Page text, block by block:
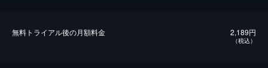
無料トライアル後の⽉額料金 2,189円
（税込）